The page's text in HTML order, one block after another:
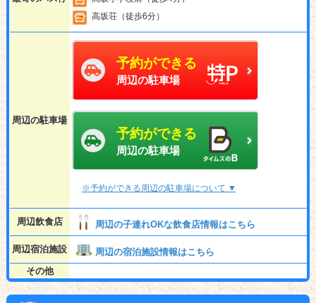
高坂荘（徒歩6分）
周辺の駐車場
予約ができる
周辺の駐車場
予約ができる
周辺の駐車場
※予約ができる周辺の駐車場について ▼
周辺飲食店 周辺の子連れOKな飲食店情報はこちら
周辺宿泊施設
周辺の宿泊施設情報はこちら
その他